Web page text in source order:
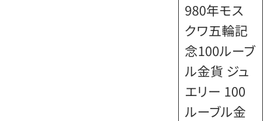
980年モス
クワ五輪記
念100ルーブ
ル金貨 ジュ
エリー 100
ルーブル金